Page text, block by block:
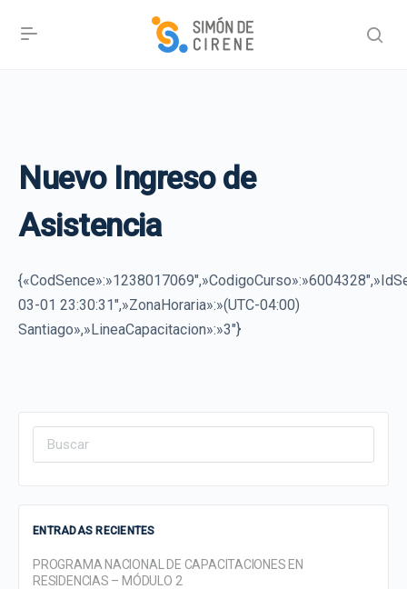
Nuevo Ingreso de
Asistencia
03-01 23:30:31″,»ZonaHoraria»:»(UTC-04:00)
Santiago»,»LineaCapacitacion»:»3″}
Search
ENTRADAS RECIENTES
PROGRAMA NACIONAL DE CAPACITACIONES EN
RESIDENCIAS – MÓDULO 2